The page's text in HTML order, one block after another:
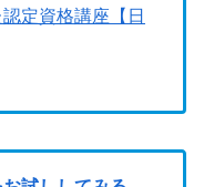
定資格講座【日